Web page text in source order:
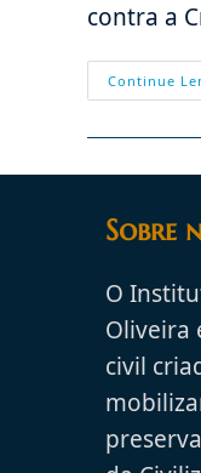
contra a
Continue
Sobre
O
Oliveira
civil